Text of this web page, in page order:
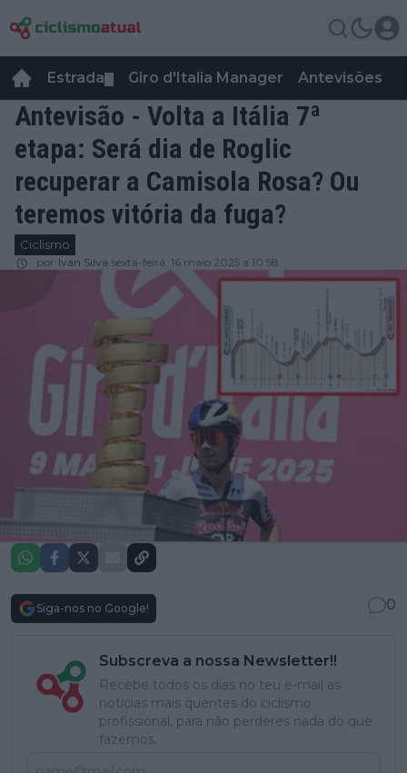
Estrada Giro d'Italia Manager Antevisões
Antevisão - Volta a Itália 7ª
etapa: Será dia de Roglic
recuperar a Camisola Rosa? Ou
teremos vitória da fuga?
Ciclismo
por Ivan Silva sexta-feira, 16 maio 2025 a 10:58
Siga-nos no Google! 0
Subscreva a nossa Newsletter!!
Recebe todos os dias no teu e-mail as
notícias mais quentes do ciclismo
profissional, para não perderes nada do que
fazemos.